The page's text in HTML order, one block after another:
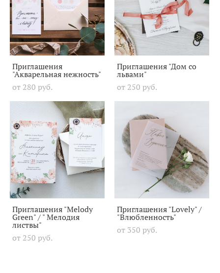
Приглашения
"Акварельная нежность"
от 280 pуб.
Приглашения "Дом со
львами"
от 250 pуб.
Приглашения "Melody
Green" / " Мелодия
листвы"
от 250 pуб.
Приглашения "Lovely" /
"Влюбленность"
от 350 pуб.